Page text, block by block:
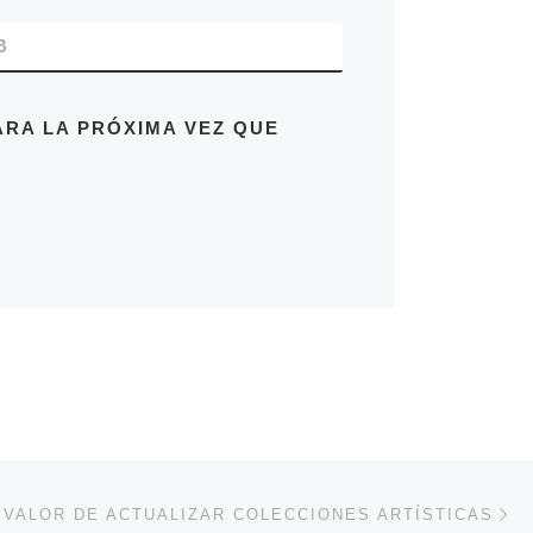
LA PRÓXIMA VEZ QUE
DE ACTUALIZAR COLECCIONES ARTÍSTICAS